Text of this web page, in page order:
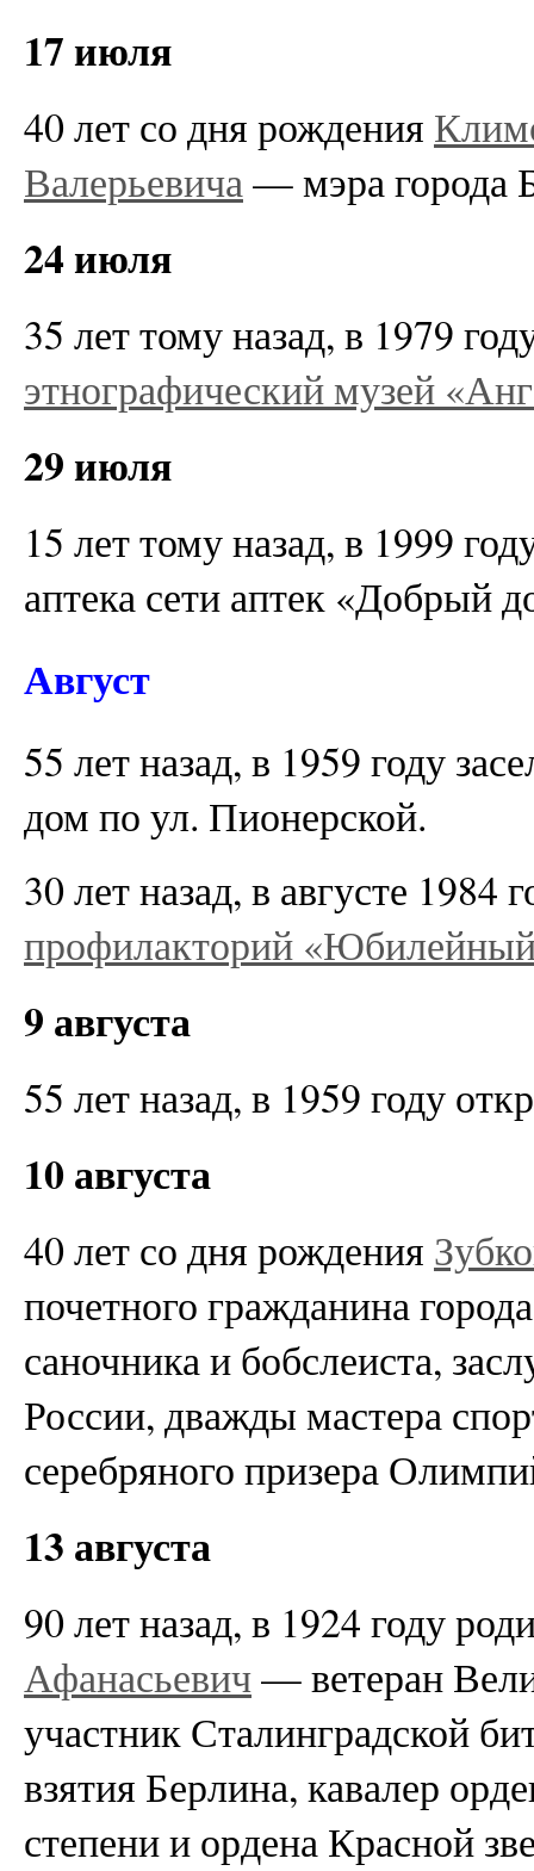
17 июля
40 лет со дня рождения
Валерьевича— мэра города
24 июля
35 лет тому назад, в 1979
этнографический музей
29 июля
15 лет тому назад, в 1999
аптека сети аптек «Добрый
Август
55 лет назад, в 1959 году
дом по ул. Пионерской.
30 лет назад, в августе 1984
профилакторий
9 августа
55 лет назад, в 1959 году
10 августа
40 лет со дня рождения
почетного гражданина
саночника и бобслеиста,
России, дважды мастера
серебряного призера
13 августа
90 лет назад, в 1924 году
Афанасьевич— ветеран
участник Сталинградской
взятия Берлина, кавалер
степени и ордена Красной